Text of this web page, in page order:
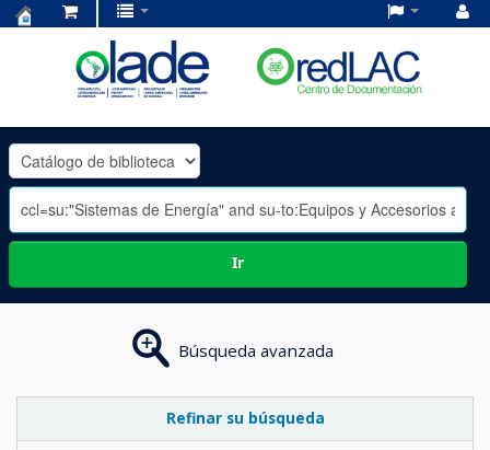
OLADE
-
Ir
Búsqueda avanzada
Refinar su búsqueda